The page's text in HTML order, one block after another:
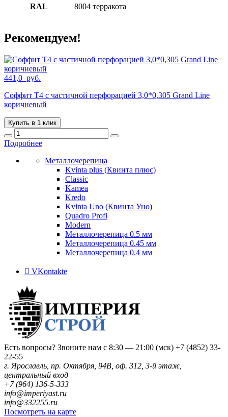
RAL 8004 терракота
Рекомендуем!
441,0 руб.
Соффит T4 с частичной перфорацией 3,0*0,305 Grand Line
коричневый
Купить в 1 клик
Подробнее
Металлочерепица
Kvinta plus (Квинта плюс)
Classic
Kamea
Kredo
Kvinta Uno (Квинта Уно)
Quadro Profi
Modern
Металлочерепица 0.5 мм
Металлочерепица 0.45 мм
Металлочерепица 0.4 мм
VKontakte
Есть вопросы? Звоните нам с 8:30 — 21:00 (мск) +7 (4852) 33-
22-55
г. Ярославль, пр. Октября, 94В, оф. 312, 3-й этаж,
центральный вход
+7 (964) 136-5-333
info@imperiyast.ru
info@332255.ru
Посмотреть на карте